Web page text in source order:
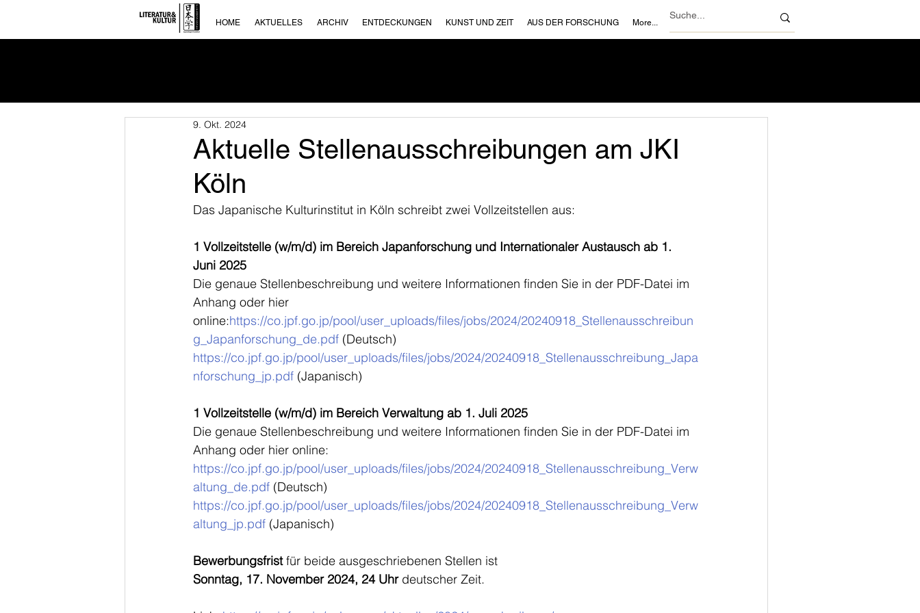
HOME AKTUELLES ARCHIV ENTDECKUNGEN KUNST UND ZEIT AUS DER FORSCHUNG More...
Aktuelle Stellenausschreibungen am JKI
Köln
9. Okt. 2024
Das Japanische Kulturinstitut in Köln schreibt zwei Vollzeitstellen aus:
1 Vollzeitstelle (w/m/d) im Bereich Japanforschung und Internationaler Austausch ab 1.
Juni 2025
Die genaue Stellenbeschreibung und weitere Informationen finden Sie in der PDF-Datei im
Anhang oder hier
online:https://co.jpf.go.jp/pool/user_uploads/files/jobs/2024/20240918_Stellenausschreibun
g_Japanforschung_de.pdf (Deutsch)
https://co.jpf.go.jp/pool/user_uploads/files/jobs/2024/20240918_Stellenausschreibung_Japa
nforschung_jp.pdf (Japanisch)
1 Vollzeitstelle (w/m/d) im Bereich Verwaltung ab 1. Juli 2025
Die genaue Stellenbeschreibung und weitere Informationen finden Sie in der PDF-Datei im
Anhang oder hier online:
https://co.jpf.go.jp/pool/user_uploads/files/jobs/2024/20240918_Stellenausschreibung_Verw
altung_de.pdf (Deutsch)
https://co.jpf.go.jp/pool/user_uploads/files/jobs/2024/20240918_Stellenausschreibung_Verw
altung_jp.pdf (Japanisch)
Bewerbungsfrist für beide ausgeschriebenen Stellen ist
Sonntag, 17. November 2024, 24 Uhr deutscher Zeit.